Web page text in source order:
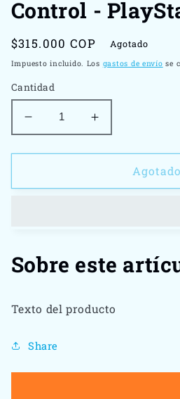
una
Control -
Precio
habitual
$315.000 COP Agotado
Impuesto incluido. Los gastos de envío se
Cantidad
Reducir
cantidad
para
-
Aumentar
cantidad
para
Control
-
Agotado
Sobre este
Texto del producto
Share